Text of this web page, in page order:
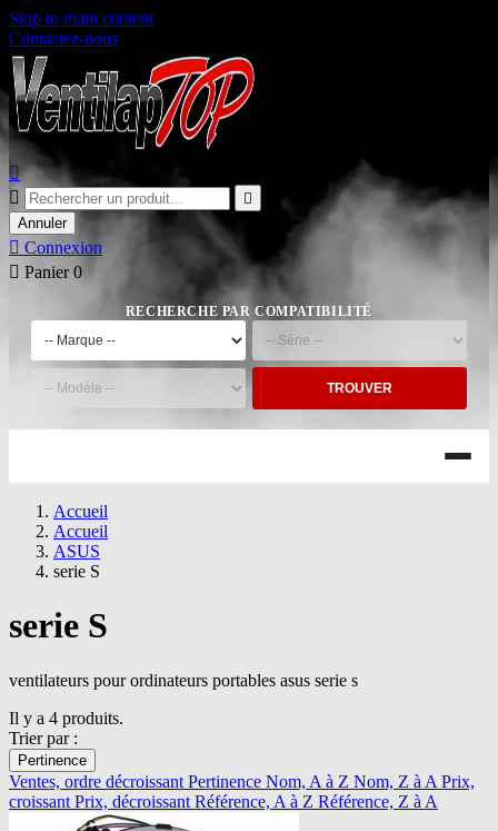
Skip to main content
Contactez-nous



Annuler
 Connexion
 Panier 0
RECHERCHE PAR COMPATIBILITÉ
TROUVER
Accueil
Accueil
ASUS
serie S
serie S
ventilateurs pour ordinateurs portables asus serie s
Il y a 4 produits.
Trier par :
Pertinence
Ventes, ordre décroissant Pertinence Nom, A à Z Nom, Z à A Prix,
croissant Prix, décroissant Référence, A à Z Référence, Z à A